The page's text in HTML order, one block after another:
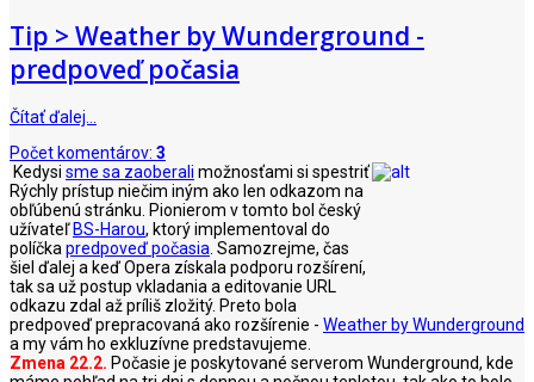
Tip > Weather by Wunderground -
predpoveď počasia
Čítať ďalej…
Počet komentárov: 3
Kedysi sme sa zaoberali možnosťami si spestriť
Rýchly prístup niečim iným ako len odkazom na
obľúbenú stránku. Pionierom v tomto bol český
užívateľBS-Harou, ktorý implementoval do
políčka predpoveď počasia . Samozrejme, čas
šiel ďalej a keď Opera získala podporu rozšírení,
tak sa už postup vkladania a editovanie URL
odkazu zdal až príliš zložitý. Preto bola
predpoveď prepracovaná ako rozšírenie - Weather by Wunderground
a my vám ho exkluzívne predstavujeme.
Zmena 22.2. Počasie je poskytované serverom Wunderground, kde